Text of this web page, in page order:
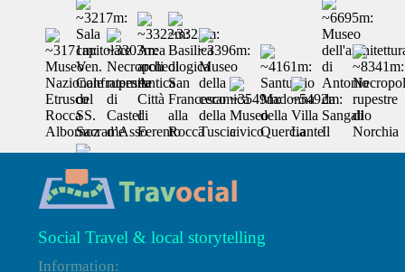
Social Travel & local storytelling
Information: